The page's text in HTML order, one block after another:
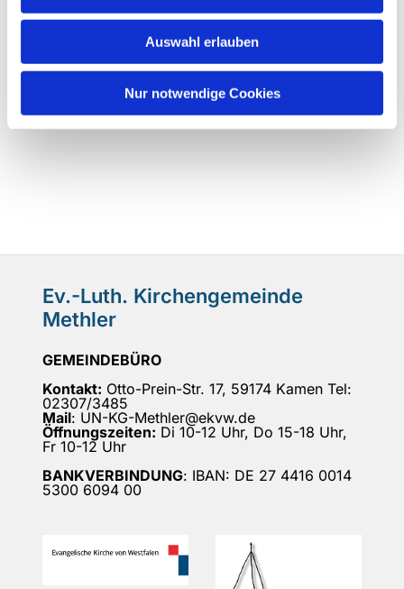
Auswahl erlauben
Nur notwendige Cookies
Ev.-Luth. Kirchengemeinde
Methler
GEMEINDEBÜRO
Kontakt: Otto-Prein-Str. 17, 59174 Kamen Tel:
02307/3485
Mail: UN-KG-Methler@ekvw.de
Öffnungszeiten: Di 10-12 Uhr, Do 15-18 Uhr,
Fr 10-12 Uhr
BANKVERBINDUNG: IBAN: DE 27 4416 0014
5300 6094 00